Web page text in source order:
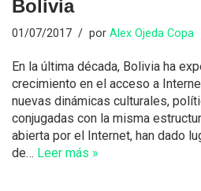
Bolivia
01/07/2017 por Alex Ojeda Copa
En la última década, Bolivia ha
crecimiento en el acceso a
nuevas dinámicas culturales,
conjugadas con la misma
abierta por el Internet, han dado
de… Leer más »